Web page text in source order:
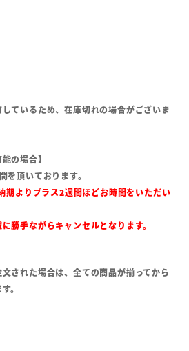
ているため、在庫切れの場合がございま
の場合】
を頂いております。
期よりプラス2週間ほどお時間をいただい
勝手ながらキャンセルとなります。
された場合は、全ての商品が揃ってから
。